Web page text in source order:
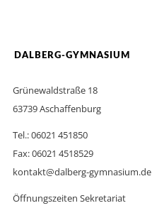
DALBERG-GYMNASIUM
Grünewaldstraße 18
63739 Aschaffenburg
Tel.: 06021 451850
Fax: 06021 4518529
kontakt@dalberg-gymnasium.de
Öffnungszeiten Sekretariat